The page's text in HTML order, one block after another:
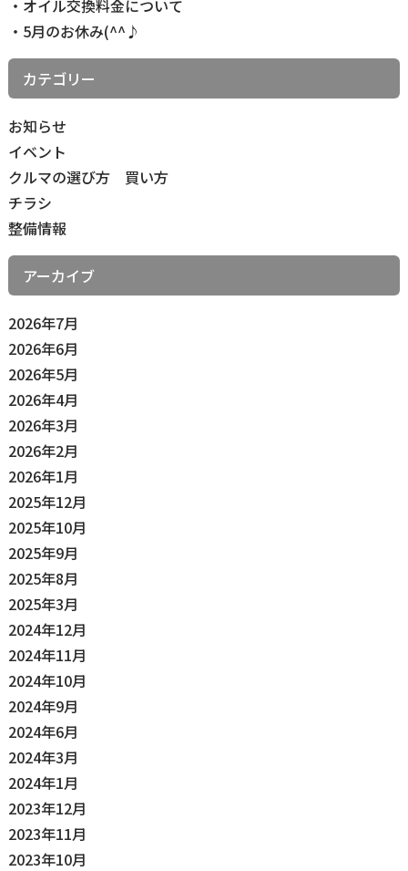
オイル交換料金について
5月のお休み(^^♪
カテゴリー
お知らせ
イベント
クルマの選び方 買い方
チラシ
整備情報
アーカイブ
2026年7月
2026年6月
2026年5月
2026年4月
2026年3月
2026年2月
2026年1月
2025年12月
2025年10月
2025年9月
2025年8月
2025年3月
2024年12月
2024年11月
2024年10月
2024年9月
2024年6月
2024年3月
2024年1月
2023年12月
2023年11月
2023年10月